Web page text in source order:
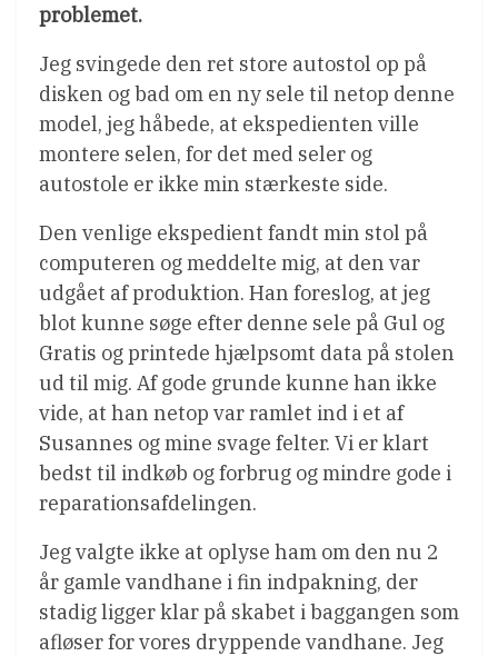
problemet.
Jeg svingede den ret store autostol op på
disken og bad om en ny sele til netop denne
model, jeg håbede, at ekspedienten ville
montere selen, for det med seler og
autostole er ikke min stærkeste side.
Den venlige ekspedient fandt min stol på
computeren og meddelte mig, at den var
udgået af produktion. Han foreslog, at jeg
blot kunne søge efter denne sele på Gul og
Gratis og printede hjælpsomt data på stolen
ud til mig. Af gode grunde kunne han ikke
vide, at han netop var ramlet ind i et af
Susannes og mine svage felter. Vi er klart
bedst til indkøb og forbrug og mindre gode i
reparationsafdelingen.
Jeg valgte ikke at oplyse ham om den nu 2
år gamle vandhane i fin indpakning, der
stadig ligger klar på skabet i baggangen som
afløser for vores dryppende vandhane. Jeg